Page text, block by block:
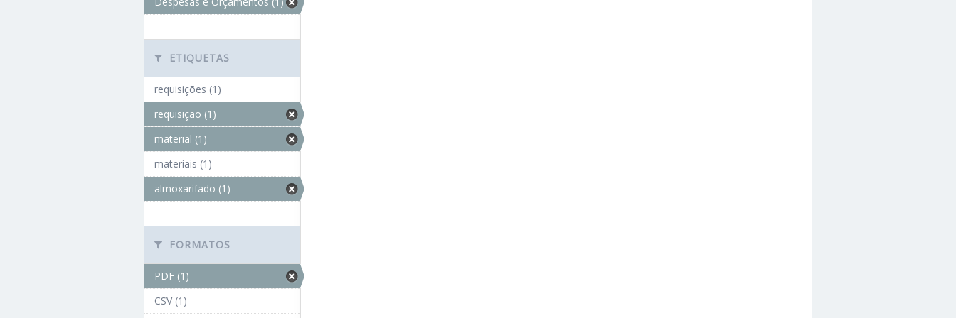
ETIQUETAS
requisições (1)
requisição (1)
material (1)
materiais (1)
almoxarifado (1)
FORMATOS
PDF (1)
CSV (1)